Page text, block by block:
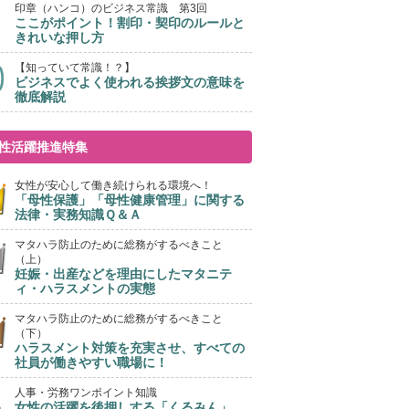
印章（ハンコ）のビジネス常識 第3回
ここがポイント！割印・契印のルールと
きれいな押し方
【知っていて常識！？】
ビジネスでよく使われる挨拶文の意味を
徹底解説
活躍推進特集
女性が安心して働き続けられる環境へ！
「母性保護」「母性健康管理」に関する
法律・実務知識Ｑ＆Ａ
マタハラ防止のために総務がするべきこと
（上）
妊娠・出産などを理由にしたマタニテ
ィ・ハラスメントの実態
マタハラ防止のために総務がするべきこと
（下）
ハラスメント対策を充実させ、すべての
社員が働きやすい職場に！
人事・労務ワンポイント知識